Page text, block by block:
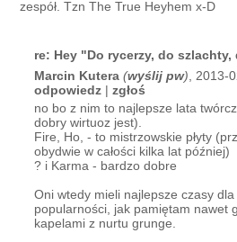
zespół. Tzn The True Heyhem x-D
re: Hey "Do rycerzy, do szlachty,
Marcin Kutera (wyślij pw) , 2013-
odpowiedz |zgłoś
no bo z nim to najlepsze lata
dobry wirtuoz jest).
Fire, Ho, - to mistrzowskie płyty
obydwie w całości kilka lat później)
? i Karma - bardzo dobre
Oni wtedy mieli najlepsze czasy
popularności, jak pamiętam nawet
kapelami z nurtu grunge.